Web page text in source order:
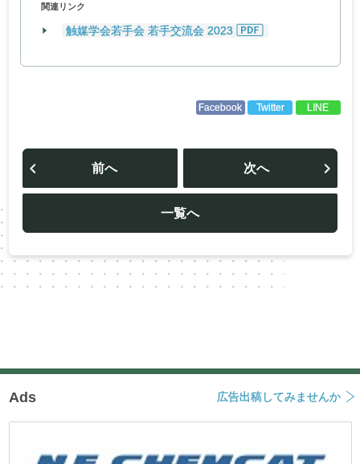
関連リンク
触媒学会若手会 若手交流会 2023
Facebook Twitter LINE
投
ビ
ー
シ
ョ
前へ
一覧へ
次へ
Ads 広告出稿してみませんか